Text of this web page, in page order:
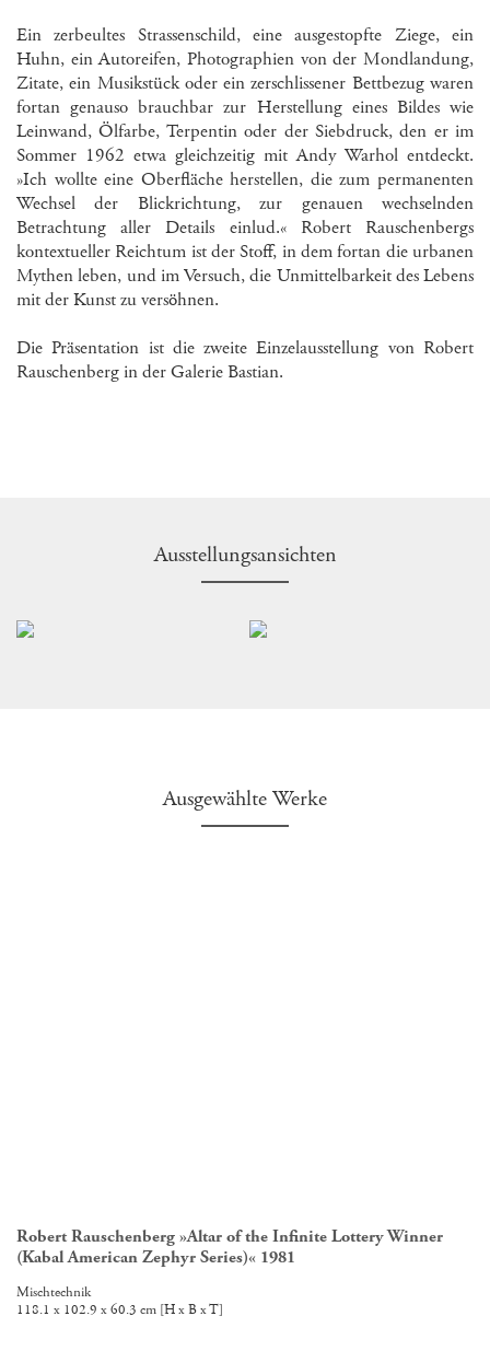
Ein zerbeultes Strassenschild, eine ausgestopfte Ziege, ein
Huhn, ein Autoreifen, Photographien von der Mondlandung,
Zitate, ein Musikstück oder ein zerschlissener Bettbezug waren
fortan genauso brauchbar zur Herstellung eines Bildes wie
Leinwand, Ölfarbe, Terpentin oder der Siebdruck, den er im
Sommer 1962 etwa gleichzeitig mit Andy Warhol entdeckt.
»Ich wollte eine Oberfläche herstellen, die zum permanenten
Wechsel der Blickrichtung, zur genauen wechselnden
Betrachtung aller Details einlud.« Robert Rauschenbergs
kontextueller Reichtum ist der Stoff, in dem fortan die urbanen
Mythen leben, und im Versuch, die Unmittelbarkeit des Lebens
mit der Kunst zu versöhnen.
Die Präsentation ist die zweite Einzelausstellung von Robert
Rauschenberg in der Galerie Bastian.
Ausstellungsansichten
Ausgewählte Werke
Robert Rauschenberg »Altar of the Infinite Lottery Winner
(Kabal American Zephyr Series)« 1981
Mischtechnik
118.1 x 102.9 x 60.3 cm [H x B x T]